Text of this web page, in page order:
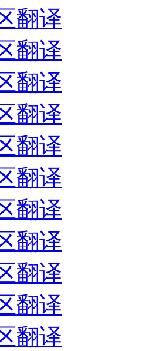
翻译
翻译
翻译
翻译
翻译
翻译
翻译
翻译
翻译
翻译
翻译